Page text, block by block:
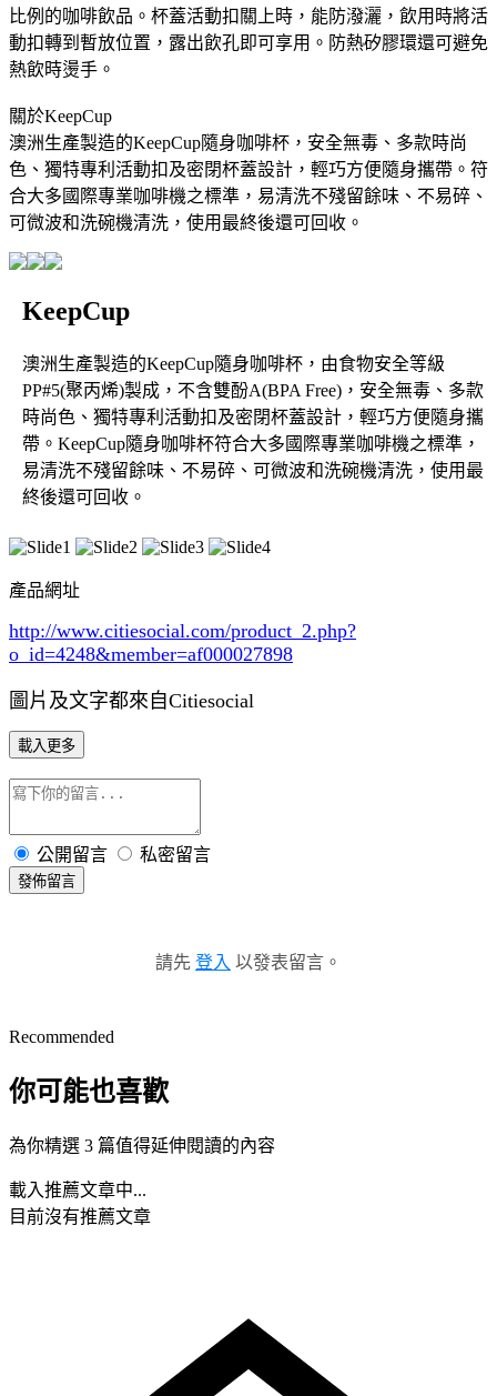
比例的咖啡飲品。杯蓋活動扣關上時，能防潑灑，飲用時將活
動扣轉到暫放位置，露出飲孔即可享用。防熱矽膠環還可避免
熱飲時燙手。
關於KeepCup
澳洲生產製造的KeepCup隨身咖啡杯，安全無毒、多款時尚
色、獨特專利活動扣及密閉杯蓋設計，輕巧方便隨身攜帶。符
合大多國際專業咖啡機之標準，易清洗不殘留餘味、不易碎、
可微波和洗碗機清洗，使用最終後還可回收。
KeepCup
澳洲生產製造的KeepCup隨身咖啡杯，由食物安全等級
PP#5(聚丙烯)製成，不含雙酚A(BPA Free)，安全無毒、多款
時尚色、獨特專利活動扣及密閉杯蓋設計，輕巧方便隨身攜
帶。KeepCup隨身咖啡杯符合大多國際專業咖啡機之標準，
易清洗不殘留餘味、不易碎、可微波和洗碗機清洗，使用最
終後還可回收。
產品網址
http://www.citiesocial.com/product_2.php?
o_id=4248&member=af000027898
圖片及文字都來自Citiesocial
載入更多
公開留言 私密留言
發佈留言
請先 登入 以發表留言。
Recommended
你可能也喜歡
為你精選 3 篇值得延伸閱讀的內容
載入推薦文章中...
目前沒有推薦文章